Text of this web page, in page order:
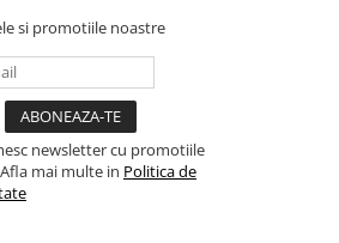
/
si promotiile noastre
newsletter cu promotiile
mai multe in Politica de